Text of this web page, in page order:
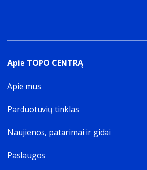
Apie TOPO CENTRĄ
Apie mus
Parduotuvių tinklas
Naujienos, patarimai ir gidai
Paslaugos